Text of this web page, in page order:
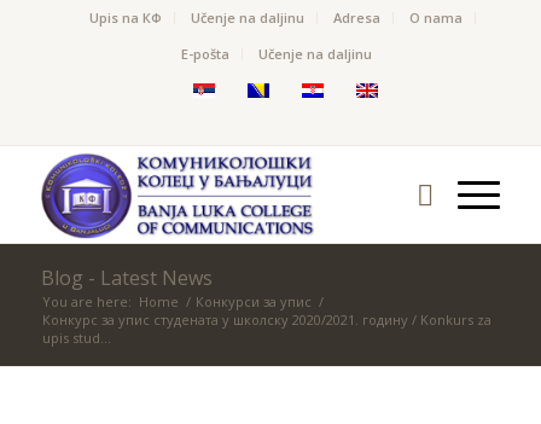
Upis na КФ Učenje na daljinu Adresa
O nama
Е-pošta
Učenje na daljinu
Blog - Latest News
You are here: Home / Конкурси за упис /
Конкурс за упис студената у школску 2020/2021. годину / Konkurs za
upis stud...